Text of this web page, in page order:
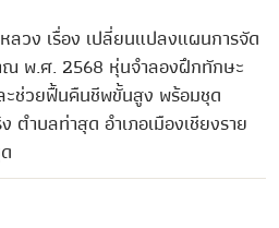
วง เรื่อง เปลี่ยนแปลงแผนการจัด
ณ พ.ศ. 2568 หุ่นจำลองฝึกทักษะ
ะช่วยฟื้นคืนชีพขั้นสูง พร้อมชุด
ตำบลท่าสุด อำเภอเมืองเชียงราย